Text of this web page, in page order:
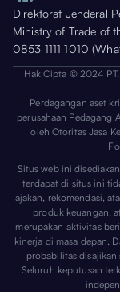
Direktorat Jenderal
Ministry of Trade of
0853 1111 1010
Hak Cipta © 2024
Perdagangan aset
perusahaan Pedagang
oleh Otoritas Jasa
Situs web ini
terdapat di situs ini
ajakan, rekomendasi,
produk keuangan,
merupakan aktivitas
kinerja di masa depan.
probabilitas
Seluruh keputusan